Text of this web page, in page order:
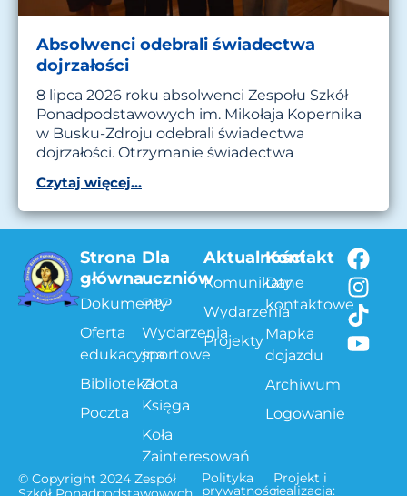
Absolwenci odebrali świadectwa
dojrzałości
8 lipca 2026 roku absolwenci Zespołu Szkół
Ponadpodstawowych im. Mikołaja Kopernika
w Busku-Zdroju odebrali świadectwa
dojrzałości. Otrzymanie świadectwa
Czytaj więcej...
Strona
główna
Dokumenty
Oferta
edukacyjna
Biblioteka
Poczta
Dla
uczniów
PPP
Wydarzenia
sportowe
Złota
Księga
Koła
Zainteresowań
Aktualności
Komunikaty
Wydarzenia
Projekty
Kontakt
Dane
kontaktowe
Mapka
dojazdu
Archiwum
Logowanie
© Copyright 2024 Zespół
Polityka
prywatności
Projekt i
realizacja: